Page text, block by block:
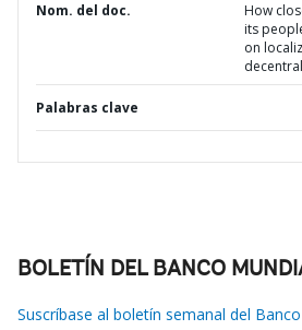
Nom. del doc.
How
its
on
Palabras clave
BOLETÍN DEL BANCO
Suscríbase al boletín semanal del